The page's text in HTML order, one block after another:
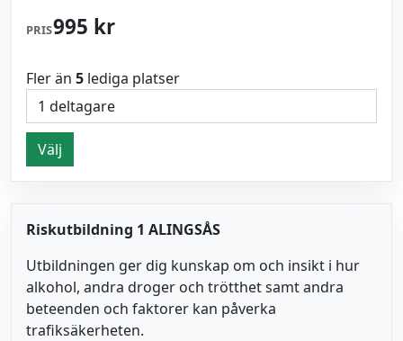
PRIS995 kr
Fler än 5 lediga platser
Välj
Riskutbildning 1 ALINGSÅS
Utbildningen ger dig kunskap om och insikt i hur
alkohol, andra droger och trötthet samt andra
beteenden och faktorer kan påverka
trafiksäkerheten.